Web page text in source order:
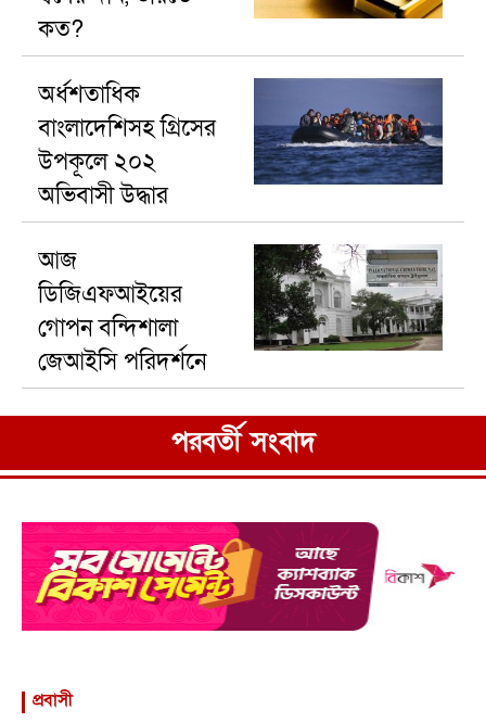
কত?
অর্ধশতাধিক
বাংলাদেশিসহ গ্রিসের
উপকূলে ২০২
অভিবাসী উদ্ধার
আজ
ডিজিএফআইয়ের
গোপন বন্দিশালা
জেআইসি পরিদর্শনে
যাচ্ছেন ট্রাইব্যুনাল
পরবর্তী সংবাদ
প্রবাসী